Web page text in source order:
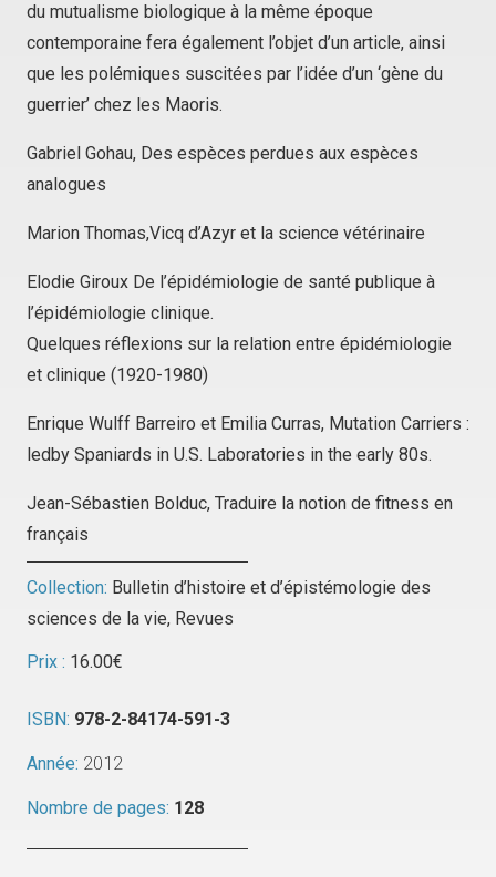
du mutualisme biologique à la même époque
contemporaine fera également l’objet d’un article, ainsi
que les polémiques suscitées par l’idée d’un ‘gène du
guerrier’ chez les Maoris.
Gabriel Gohau, Des espèces perdues aux espèces
analogues
Marion Thomas,Vicq d’Azyr et la science vétérinaire
Elodie Giroux De l’épidémiologie de santé publique à
l’épidémiologie clinique.
Quelques réflexions sur la relation entre épidémiologie
et clinique (1920-1980)
Enrique Wulff Barreiro et Emilia Curras, Mutation Carriers :
ledby Spaniards in U.S. Laboratories in the early 80s.
Jean-Sébastien Bolduc, Traduire la notion de fitness en
français
Collection: Bulletin d’histoire et d’épistémologie des
sciences de la vie, Revues
Prix : 16.00€
ISBN: 978-2-84174-591-3
Année: 2012
Nombre de pages: 128